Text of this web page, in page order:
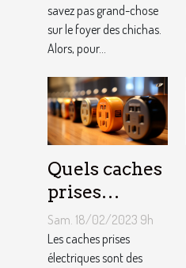
savez pas grand-chose
sur le foyer des chichas.
Alors, pour...
Quels caches
prises
électriques
choisir ?
Sam. 18/02/2023 9h
Les caches prises
électriques sont des